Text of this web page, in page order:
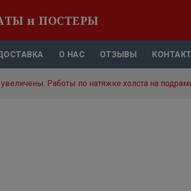
и ПОСТЕРЫ
О НАС ОТЗЫВЫ
Работы по натяжке холста на